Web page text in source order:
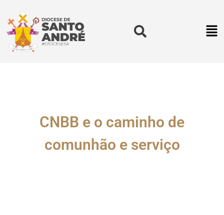
CNBB e o caminho de
comunhão e serviço